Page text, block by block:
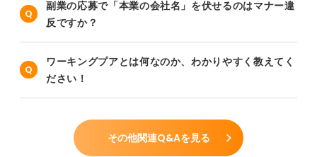
副業の応募で「本業の会社名」を伏せるのはマナー違
反ですか？
ワーキングプアとは何なのか、わかりやすく教えてく
ださい！
その他関連Q&Aを見る